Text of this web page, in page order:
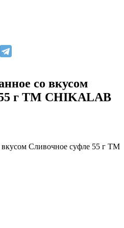
со вкусом
г ТМ CHIKALAB
вкусом Сливочное суфле 55 г ТМ